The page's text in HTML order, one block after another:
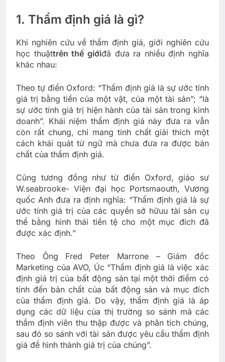
1. Thẩm định giá là gì?
Khi nghiên cứu về thẩm định giá, giới nghiên cứu
học thuậttrên thế giớiđã đưa ra nhiều định nghĩa
khác nhau:
Theo tự điển Oxford: “Thẩm định giá là sự ước tính
giá trị bằng tiền của một vật, của một tài sản”; “là
sự ước tính giá trị hiện hành của tài sản trong kinh
doanh”. Khái niệm thẩm định giá này đưa ra vẫn
còn rất chung, chỉ mang tính chất giải thích một
cách khái quát từ ngữ mà chưa đưa ra được bản
chất của thẩm định giá.
Cũng tương đồng như từ điển Oxford, giáo sư
W.seabrooke- Viện đại học Portsmaouth, Vương
quốc Anh đưa ra định nghĩa: “Thẩm định giá là sự
ước tính giá trị của các quyền sở hữuu tài sản cụ
thể bằng hình thái tiền tệ cho một mục đích đã
được xác định.”
Theo Ông Fred Peter Marrone – Giám đốc
Marketing của AVO, Úc “Thẩm định giá là việc xác
định giá trị của bất động sản tại một thời điểm có
tính đến bản chất của bất động sản và mục đích
của thẩm định giá. Do vậy, thẩm định giá là áp
dụng các dữ liệu của thị trường so sánh mà các
thẩm định viên thu thập được và phân tích chúng,
sau đó so sánh với tài sản được yêu cầu thẩm định
giá để hình thành giá trị của chúng”.